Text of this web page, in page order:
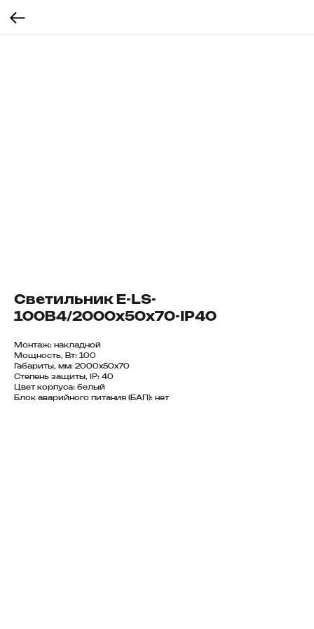
Светильник E-LS-
100B4/2000х50х70-IP40
Монтаж: накладной
Мощность, Вт: 100
Габариты, мм: 2000х50х70
Степень защиты, IP: 40
Цвет корпуса: белый
Блок аварийного питания (БАП): нет